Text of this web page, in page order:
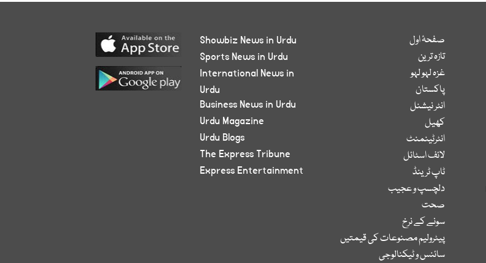
صفحۂ اول
تازہ ترین
غزہ لہو لہو
پاکستان
انٹر نیشنل
کھیل
انٹرٹینمنٹ
لائف اسٹائل
ٹاپ ٹرینڈ
دلچسپ و عجیب
صحت
سونے کے نرخ
پیٹرولیم مصنوعات کی قیمتیں
سائنس و ٹیکنالوجی
Showbiz News in Urdu
Sports News in Urdu
International News in
Urdu
Business News in Urdu
Urdu Magazine
Urdu Blogs
The Express Tribune
Express Entertainment